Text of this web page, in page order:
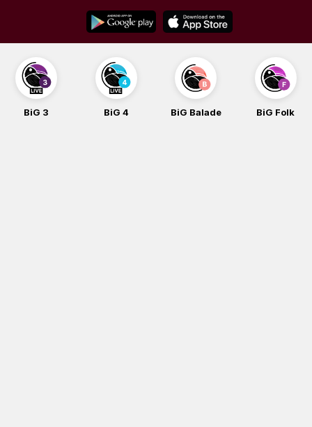
content
BiG 3 BiG 4 BiG Balade BiG Folk